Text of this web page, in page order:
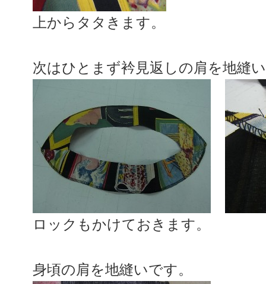
上からタタきます。
次はひとまず衿見返しの肩を地縫
ロックもかけておきます。
身頃の肩を地縫いです。